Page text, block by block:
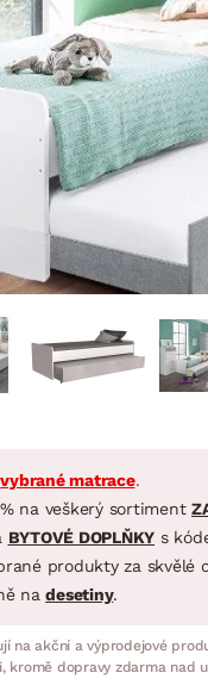
STOLOVÁNÍ A
Jídelní servis
Příbory
Hrnce
Pánve
Jídelní
Zahradní
vybrané matrace.
na veškerý sortiment
BYTOVÉ DOPLŇKY s
produkty za skvělé
nadesetiny.
na akční a výprodejové
kromě dopravy zdarma nad